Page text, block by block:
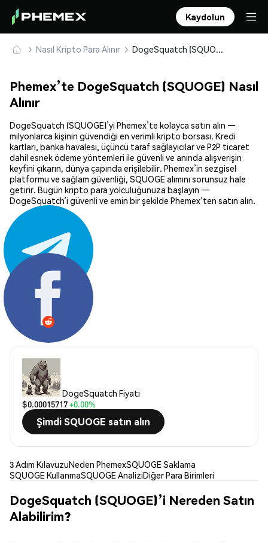
Kaydolun
Nasıl Kripto Para Alınır DogeSquatch (SQUOGE) Güvenle Satın Alın ve Saklayın
Phemex’te DogeSquatch (SQUOGE) Nasıl
Alınır
DogeSquatch (SQUOGE)’yi Phemex’te kolayca satın alın —
milyonlarca kişinin güvendiği en verimli kripto borsası. Kredi
kartları, banka havalesi, üçüncü taraf sağlayıcılar ve P2P ticaret
dahil esnek ödeme yöntemleri ile güvenli ve anında alışverişin
keyfini çıkarın, dünya çapında erişilebilir. Phemex’in sezgisel
platformu ve sağlam güvenliği, SQUOGE alımını sorunsuz hale
getirir. Bugün kripto para yolculuğunuza başlayın —
DogeSquatch’i güvenli ve emin bir şekilde Phemex’ten satın alın.
Paylaş:
DogeSquatch Fiyatı
$0.00015717+0.00%
Şimdi SQUOGE satın alın
3 Adım KılavuzuNeden PhemexSQUOGE Saklama
SQUOGE KullanmaSQUOGE AnaliziDiğer Para Birimleri
DogeSquatch (SQUOGE)’i Nereden Satın
Alabilirim?